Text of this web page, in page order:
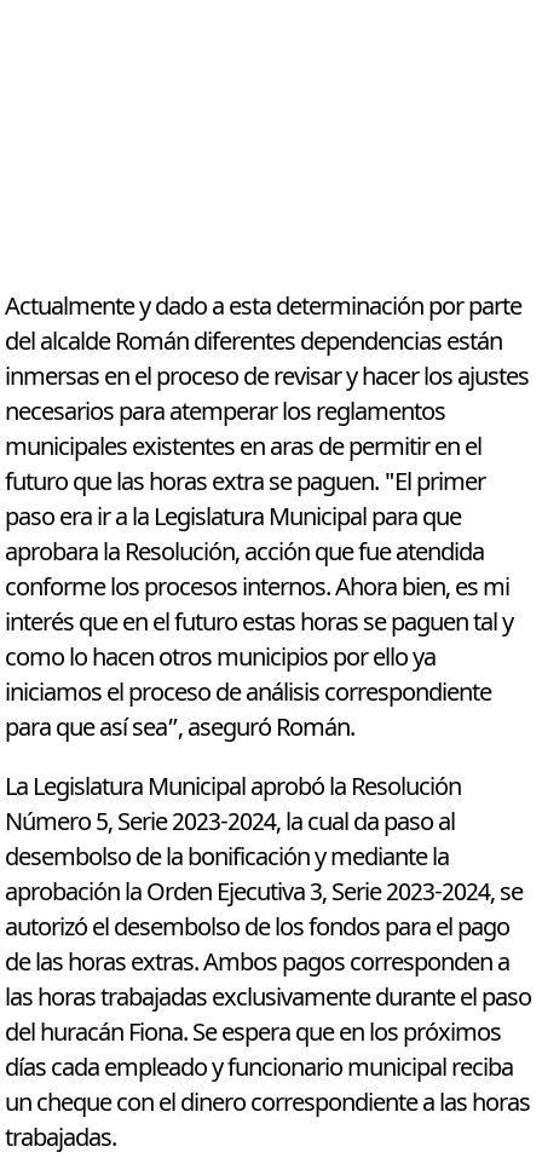
Actualmente y dado a esta determinación por parte
del alcalde Román diferentes dependencias están
inmersas en el proceso de revisar y hacer los ajustes
necesarios para atemperar los reglamentos
municipales existentes en aras de permitir en el
futuro que las horas extra se paguen. "El primer
paso era ir a la Legislatura Municipal para que
aprobara la Resolución, acción que fue atendida
conforme los procesos internos. Ahora bien, es mi
interés que en el futuro estas horas se paguen tal y
como lo hacen otros municipios por ello ya
iniciamos el proceso de análisis correspondiente
para que así sea”, aseguró Román.
La Legislatura Municipal aprobó la Resolución
Número 5, Serie 2023-2024, la cual da paso al
desembolso de la bonificación y mediante la
aprobación la Orden Ejecutiva 3, Serie 2023-2024, se
autorizó el desembolso de los fondos para el pago
de las horas extras. Ambos pagos corresponden a
las horas trabajadas exclusivamente durante el paso
del huracán Fiona. Se espera que en los próximos
días cada empleado y funcionario municipal reciba
un cheque con el dinero correspondiente a las horas
trabajadas.